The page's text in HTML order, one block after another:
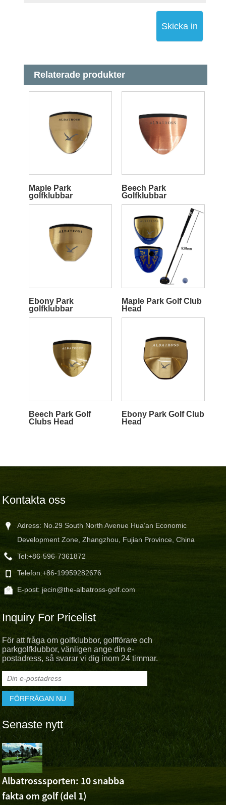
Skicka in
Relaterade produkter
Maple Park
golfklubbar
Beech Park
Golfklubbar
Ebony Park
golfklubbar
Maple Park Golf Club
Head
Beech Park Golf
Clubs Head
Ebony Park Golf Club
Head
Kontakta oss
Adress: No.29 South North Avenue Hua’an Economic
Development Zone, Zhangzhou, Fujian Province, China
Tel:+86-596-7361872
Telefon:+86-19959282676
E-post: jecin@the-albatross-golf.com
Inquiry For Pricelist
För att fråga om golfklubbor, golfförare och
parkgolfklubbor, vänligen ange din e-
postadress, så svarar vi dig inom 24 timmar.
Senaste nytt
Albatrosssporten: 10 snabba
fakta om golf (del 1)
The
Sports